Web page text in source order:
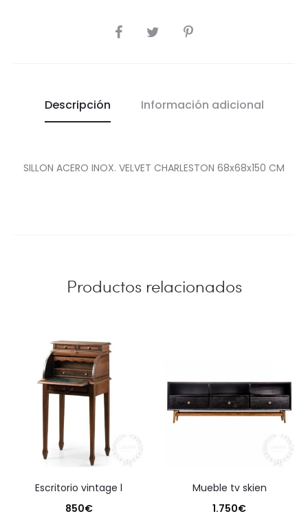
COMPARTIR
Descripción Información adicional
SILLON ACERO INOX. VELVET CHARLESTON 68x68x150 CM
Productos relacionados
escritorio vintage l
850€
mueble tv skien
1.750€